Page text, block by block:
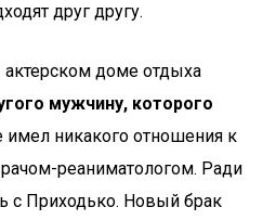
друг другу.
доме отдыха
мужчину, которого
имел никакого отношения к
реаниматологом. Ради
с Приходько. Новый брак